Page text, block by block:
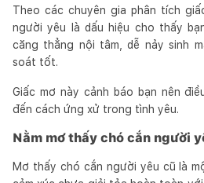
Theo các chuyên gia phân tích
người yêu là dấu hiệu cho thấy
căng thẳng nội tâm, dễ nảy sinh
soát tốt.
Giấc mơ này cảnh báo bạn nên
đến cách ứng xử trong tình yêu.
Nằm mơ thấy chó cắn người
Mơ thấy chó cắn người yêu cũ là